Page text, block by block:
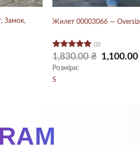
Замок,
Жилет 00003066 —
Оцінено в
5 з 5
(2)
1,830.00₴
Оригінальна
ціна:
1,100.00
Розміри:
S